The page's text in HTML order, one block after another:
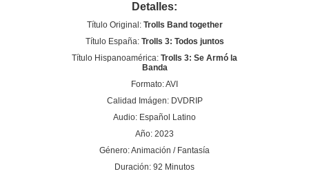
Detalles:
Título Original: Trolls Band together
Título España: Trolls 3: Todos juntos
Título Hispanoamérica: Trolls 3: Se Armó la
Banda
Formato: AVI
Calidad Imágen: DVDRIP
Audio: Español Latino
Año: 2023
Género: Animación / Fantasía
Duración: 92 Minutos